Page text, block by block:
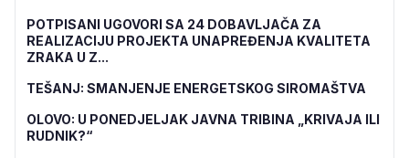
POTPISANI UGOVORI SA 24 DOBAVLJAČA ZA
REALIZACIJU PROJEKTA UNAPREĐENJA KVALITETA
ZRAKA U Z...
TEŠANJ: SMANJENJE ENERGETSKOG SIROMAŠTVA
OLOVO: U PONEDJELJAK JAVNA TRIBINA „KRIVAJA ILI
RUDNIK?“